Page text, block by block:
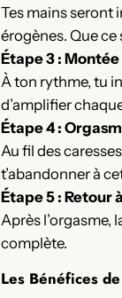
Tes mains seront
érogènes. Que
Étape 3 :
À ton rythme, tu
d’amplifier
Étape 4 :
Au fil des
t’abandonner à
Étape 5 : Retour
Après
complète.
Les Bénéfices